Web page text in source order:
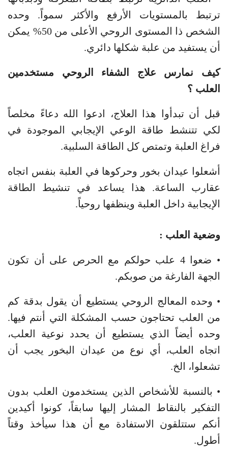
ترتبط بالمستويات الأرفع والأكثر سمواً. وحده
الشخص ذا المستوى الروحي الأعلى من 50% يمكن
أن يستفيد من علبة شكلها دائري.
كيف نمارس علاج الشفاء الروحي مستخدمين
العلب ؟
قبل أن تبدأوا هذا العلاج، ادعوا الله دعاءً مخلصاً
لكي تتنشط طاقة الوعي الإيجابي الموجودة في
فراغ العلبة وتمتص كل الطاقة السلبية.
أشعلوا عيدان بخور وحركوها في العلبة بنفس اتجاه
عقارب الساعة. هذا يساعد في تنشيط الطاقة
الإيجابية داخل العلبة وينظفها روحياً.
وضعية العلب :
• ضعوا 4 علب حولكم مع الحرص على أن تكون
الجهة الفارغة من صوبكم.
• وحده المعالج الروحي يستطيع أن يقول بدقة كم
من العلب تحتاجون حسب المشكلة التي أنتم فيها.
وحده أيضاً الذي يستطيع أن يحدد نوعية العلب،
اتجاه العلب، أي نوع من عيدان البخور يجب أن
تشعلوا، الخ.
• بالنسبة للأشخاص الذين يستخدمون العلب بدون
التفكير بالنقاط المشار إليها سابقاً، كونوا أكيدين
أنكم ستتلقون الاستفادة مع أن هذا سيأخذ وقتاً
أطول.